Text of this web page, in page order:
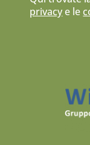
privacy e le